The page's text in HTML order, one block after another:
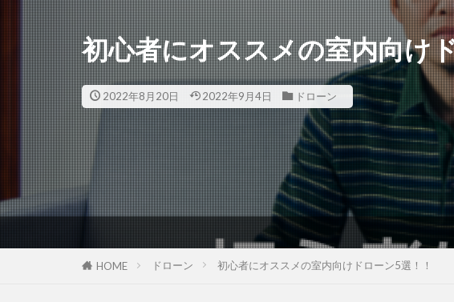
初心者にオススメの室内向け
2022年8月20日 2022年9月4日 ドローン
HOME ドローン 初心者にオススメの室内向けドローン5選！！